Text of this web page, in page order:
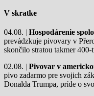
V skratke
04.08. | Hospodárenie
prevádzkuje pivovary v
skončilo stratou takmer 400-
02.08. | Pivovar v
pivo zadarmo pre svojich
Donalda Trumpa, príde o